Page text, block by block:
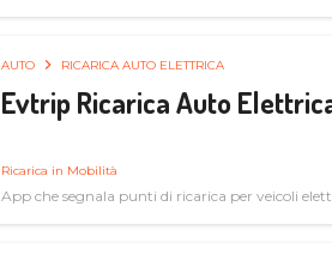
AUTO RICARICA AUTO ELETTRICA
Evtrip Ricarica Auto
Ricarica in Mobilità
App che segnala punti di ricarica per veicoli